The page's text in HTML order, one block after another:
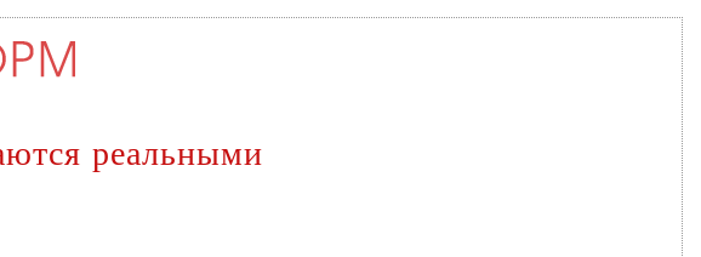
реальными